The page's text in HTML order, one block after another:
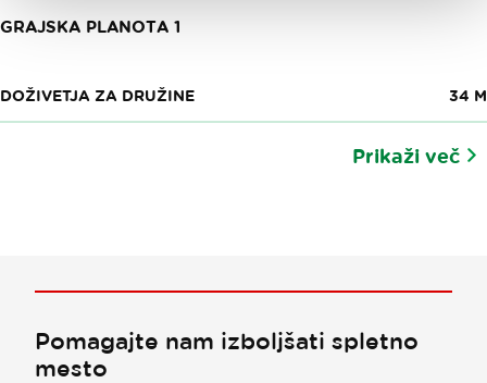
GRAJSKA PLANOTA 1
DOŽIVETJA ZA DRUŽINE 34 M
Prikaži več
Pomagajte nam izboljšati spletno
mesto